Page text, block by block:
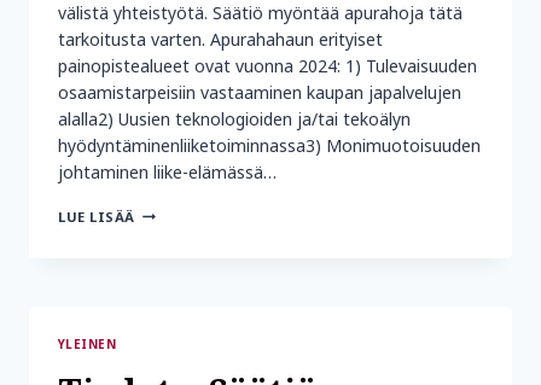
välistä yhteistyötä. Säätiö myöntää apurahoja tätä
tarkoitusta varten. Apurahahaun erityiset
painopistealueet ovat vuonna 2024: 1) Tulevaisuuden
osaamistarpeisiin vastaaminen kaupan japalvelujen
alalla2) Uusien teknologioiden ja/tai tekoälyn
hyödyntäminenliiketoiminnassa3) Monimuotoisuuden
johtaminen liike-elämässä…
LUE LISÄÄ SÄÄTIÖN
YLEINEN